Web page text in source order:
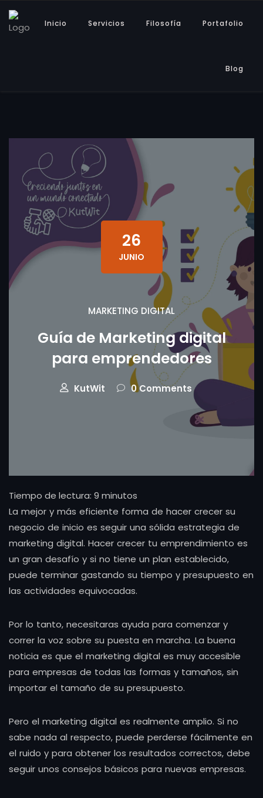
Inicio Servicios Filosofía Portafolio
Blog
26
JUNIO
MARKETING DIGITAL
Guía de Marketing digital
para emprendedores
KutWit 0 Comments
Tiempo de lectura: 9 minutos
La mejor y más eficiente forma de hacer crecer su
negocio de inicio es seguir una sólida estrategia de
marketing digital. Hacer crecer tu emprendimiento es
un gran desafío y si no tiene un plan establecido,
puede terminar gastando su tiempo y presupuesto en
las actividades equivocadas.
Por lo tanto, necesitaras ayuda para comenzar y
correr la voz sobre su puesta en marcha. La buena
noticia es que el marketing digital es muy accesible
para empresas de todas las formas y tamaños, sin
importar el tamaño de su presupuesto.
Pero el marketing digital es realmente amplio. Si no
sabe nada al respecto, puede perderse fácilmente en
el ruido y para obtener los resultados correctos, debe
seguir unos consejos básicos para nuevas empresas.